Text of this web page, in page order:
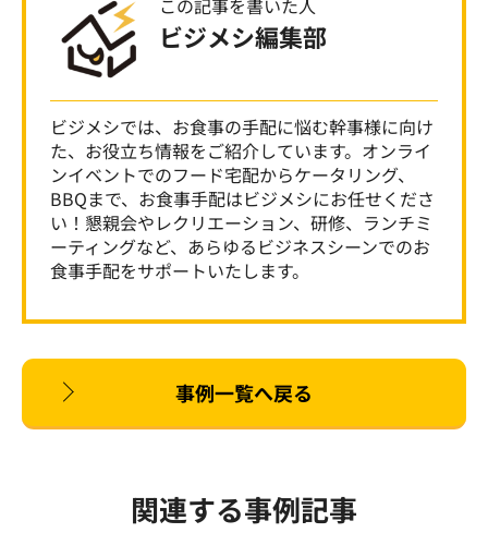
ビジメシ編集部
ビジメシでは、お食事の手配に悩む幹事様に向け
た、お役立ち情報をご紹介しています。オンライ
ンイベントでのフード宅配からケータリング、
BBQまで、お食事手配はビジメシにお任せくださ
い！懇親会やレクリエーション、研修、ランチミ
ーティングなど、あらゆるビジネスシーンでのお
食事手配をサポートいたします。
事例一覧へ戻る
関連する事例記事